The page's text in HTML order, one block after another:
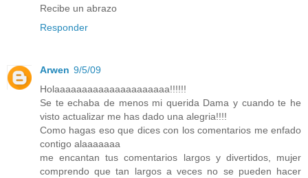
Recibe un abrazo
Responder
Arwen 9/5/09
Holaaaaaaaaaaaaaaaaaaaaa!!!!!!
Se te echaba de menos mi querida Dama y cuando te he
visto actualizar me has dado una alegria!!!!
Como hagas eso que dices con los comentarios me enfado
contigo alaaaaaaa
me encantan tus comentarios largos y divertidos, mujer
comprendo que tan largos a veces no se pueden hacer